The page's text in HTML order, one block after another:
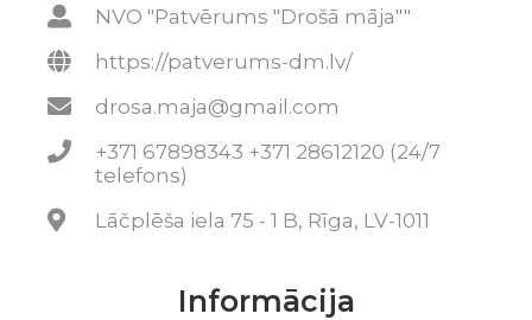
NVO "Patvērums "Drošā māja""
https://patverums-dm.lv/
drosa.maja@gmail.com
+371 67898343 +371 28612120 (24/7
telefons)
Lāčplēša iela 75 - 1 B, Rīga, LV-1011
Informācija